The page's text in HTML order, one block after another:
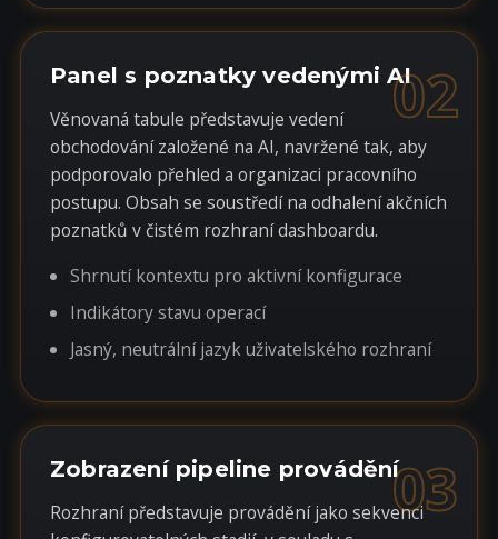
02
Panel s poznatky vedenými AI
Věnovaná tabule představuje vedení
obchodování založené na AI, navržené tak, aby
podporovalo přehled a organizaci pracovního
postupu. Obsah se soustředí na odhalení akčních
poznatků v čistém rozhraní dashboardu.
Shrnutí kontextu pro aktivní konfigurace
Indikátory stavu operací
Jasný, neutrální jazyk uživatelského rozhraní
03
Zobrazení pipeline provádění
Rozhraní představuje provádění jako sekvenci